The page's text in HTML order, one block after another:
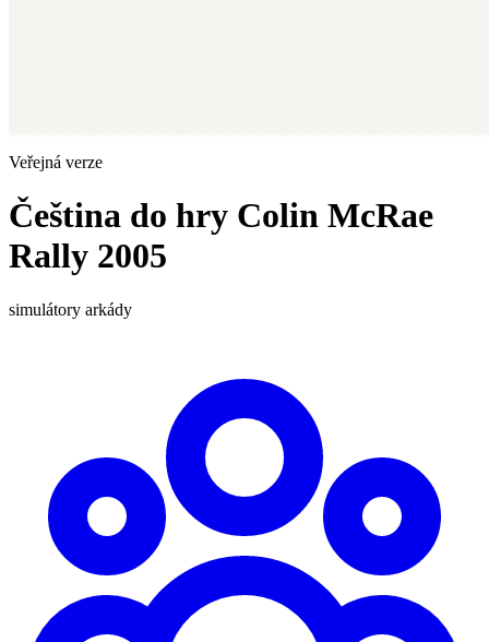
Veřejná verze
Čeština do hry Colin McRae
Rally 2005
simulátory arkády